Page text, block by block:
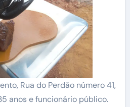
Rua do Perdão número 41,
anos e funcionário público.